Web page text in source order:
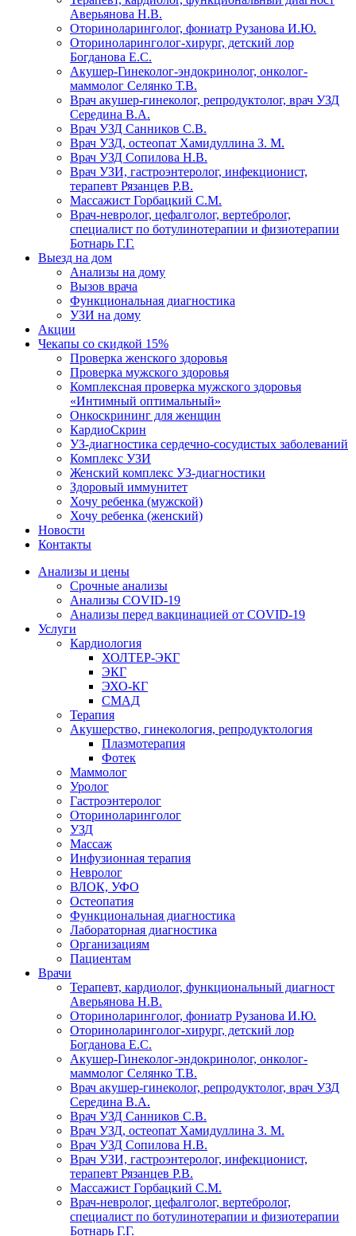
Аверьянова Н.В.
Оториноларинголог, фониатр Рузанова И.Ю.
Оториноларинголог-хирург, детский лор
Богданова Е.С.
Акушер-Гинеколог-эндокринолог, онколог-
маммолог Селянко Т.В.
Врач акушер-гинеколог, репродуктолог, врач УЗД
Середина В.А.
Врач УЗД Санников С.В.
Врач УЗД, остеопат Хамидуллина З. М.
Врач УЗД Сопилова Н.В.
Врач УЗИ, гастроэнтеролог, инфекционист,
терапевт Рязанцев Р.В.
Массажист Горбацкий С.М.
Врач-невролог, цефалголог, вертебролог,
специалист по ботулинотерапии и физиотерапии
Ботнарь Г.Г.
Выезд на дом
Анализы на дому
Вызов врача
Функциональная диагностика
УЗИ на дому
Акции
Чекапы со скидкой 15%
Проверка женского здоровья
Проверка мужского здоровья
Комплексная проверка мужского здоровья
«Интимный оптимальный»
Онкоcкрининг для женщин
КардиоСкрин
УЗ-диагностика сердечно-сосудистых заболеваний
Комплекс УЗИ
Женский комплекс УЗ-диагностики
Здоровый иммунитет
Хочу ребенка (мужской)
Хочу ребенка (женский)
Новости
Контакты
Анализы и цены
Срочные анализы
Анализы COVID-19
Анализы перед вакцинацией от COVID-19
Услуги
Кардиология
ХОЛТЕР-ЭКГ
ЭКГ
ЭХО-КГ
СМАД
Терапия
Акушерство, гинекология, репродуктология
Плазмотерапия
Фотек
Маммолог
Уролог
Гастроэнтеролог
Оториноларинголог
УЗД
Массаж
Инфузионная терапия
Невролог
ВЛОК, УФО
Остеопатия
Функциональная диагностика
Лабораторная диагностика
Организациям
Пациентам
Врачи
Терапевт, кардиолог, функциональный диагност
Аверьянова Н.В.
Оториноларинголог, фониатр Рузанова И.Ю.
Оториноларинголог-хирург, детский лор
Богданова Е.С.
Акушер-Гинеколог-эндокринолог, онколог-
маммолог Селянко Т.В.
Врач акушер-гинеколог, репродуктолог, врач УЗД
Середина В.А.
Врач УЗД Санников С.В.
Врач УЗД, остеопат Хамидуллина З. М.
Врач УЗД Сопилова Н.В.
Врач УЗИ, гастроэнтеролог, инфекционист,
терапевт Рязанцев Р.В.
Массажист Горбацкий С.М.
Врач-невролог, цефалголог, вертебролог,
специалист по ботулинотерапии и физиотерапии
Ботнарь Г.Г.